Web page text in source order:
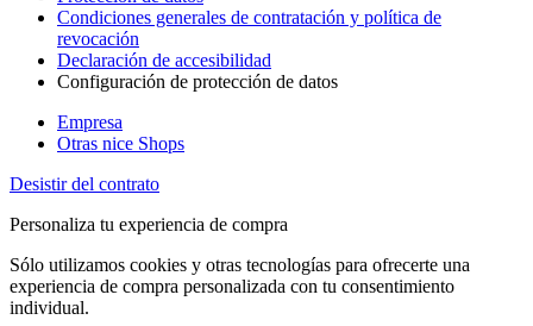
Condiciones generales de contratación y política de
revocación
Declaración de accesibilidad
Configuración de protección de datos
Empresa
Otras nice Shops
Desistir del contrato
Personaliza tu experiencia de compra
Sólo utilizamos cookies y otras tecnologías para ofrecerte una
experiencia de compra personalizada con tu consentimiento
individual.